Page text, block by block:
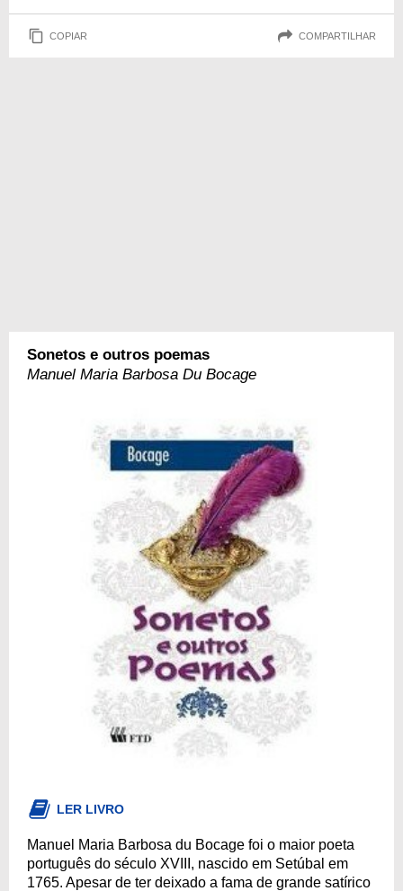
COPIAR COMPARTILHAR
Sonetos e outros poemas
Manuel Maria Barbosa Du Bocage
LER LIVRO
Manuel Maria Barbosa du Bocage foi o maior poeta
português do século XVIII, nascido em Setúbal em
1765. Apesar de ter deixado a fama de grande satírico